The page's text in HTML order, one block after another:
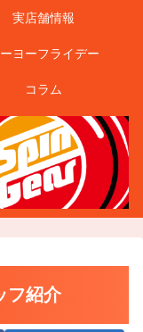
実店舗情報
ヨーフライデー
コラム
フ紹介